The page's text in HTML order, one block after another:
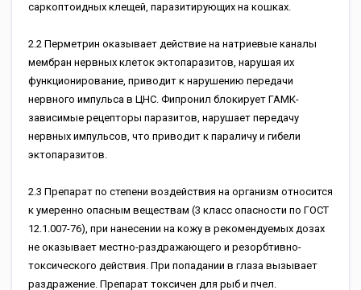
саркоптоидных клещей, паразитирующих на кошках.
2.2 Перметрин оказывает действие на натриевые каналы
мембран нервных клеток эктопаразитов, нарушая их
функционирование, приводит к нарушению передачи
нервного импульса в ЦНС. Фипронил блокирует ГАМК-
зависимые рецепторы паразитов, нарушает передачу
нервных импульсов, что приводит к параличу и гибели
эктопаразитов.
2.3 Препарат по степени воздействия на организм относится
к умеренно опасным веществам (3 класс опасности по ГОСТ
12.1.007-76), при нанесении на кожу в рекомендуемых дозах
не оказывает местно-раздражающего и резорбтивно-
токсического действия. При попадании в глаза вызывает
раздражение. Препарат токсичен для рыб и пчел.